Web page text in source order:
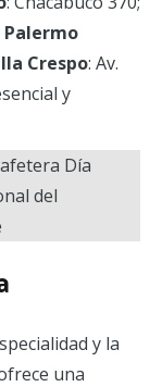
Palermo
Crespo: Av.
y
y la
una